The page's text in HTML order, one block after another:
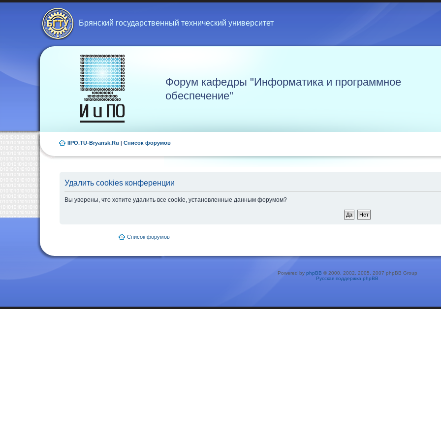
Брянский государственный технический университет
Форум кафедры "Информатика и программное
обеспечение"
IIPO.TU-Bryansk.Ru | Список форумов
Удалить cookies конференции
Вы уверены, что хотите удалить все cookie, установленные данным форумом?
Список форумов
Powered by phpBB © 2000, 2002, 2005, 2007 phpBB Group
Русская поддержка phpBB